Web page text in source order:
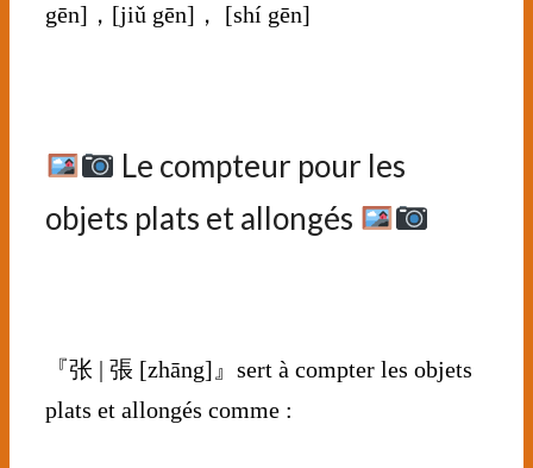
gēn]，[jiǔ gēn]， [shí gēn]
Le compteur pour les
objets plats et allongés
『张 | 張 [zhāng]』sert à compter les objets
plats et allongés comme :